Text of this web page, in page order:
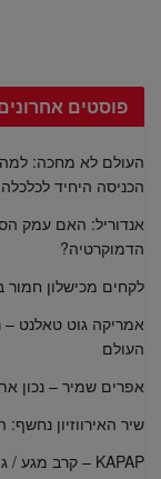
פוסטים
הכניסה היחיד
אנדוריל: האם עמק
הדמוקרטיה?
לקחים מכישלון
העולם
אפרים שמיר – נכון
שיר האירווזיון נחשף:
KAPAP – קרב מגע / ג'יו ג'יטסו ישראלי